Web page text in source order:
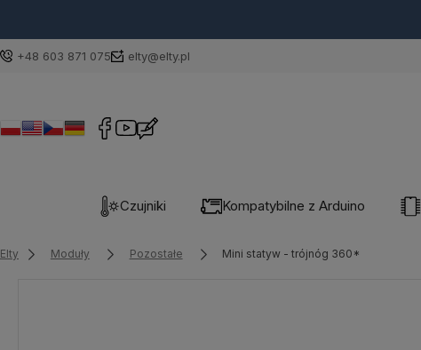
+48 603 871 075 elty@elty.pl
Czujniki Kompatybilne z Arduino
Elty Moduły Pozostałe Mini statyw - trójnóg 360*